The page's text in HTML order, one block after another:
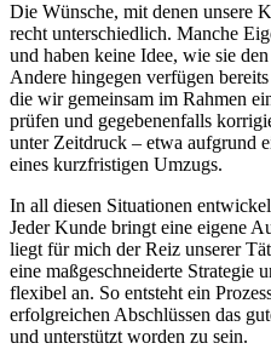
Die Wünsche, mit denen unsere
recht unterschiedlich. Manche
und haben keine Idee, wie sie
Andere hingegen verfügen
die wir gemeinsam im Rahmen
prüfen und gegebenenfalls
unter Zeitdruck – etwa aufgrund
eines kurzfristigen Umzugs.
In all diesen Situationen
Jeder Kunde bringt eine eigene
liegt für mich der Reiz unserer
eine maßgeschneiderte Strategie
flexibel an. So entsteht ein
erfolgreichen Abschlüssen das
und unterstützt worden zu sein.